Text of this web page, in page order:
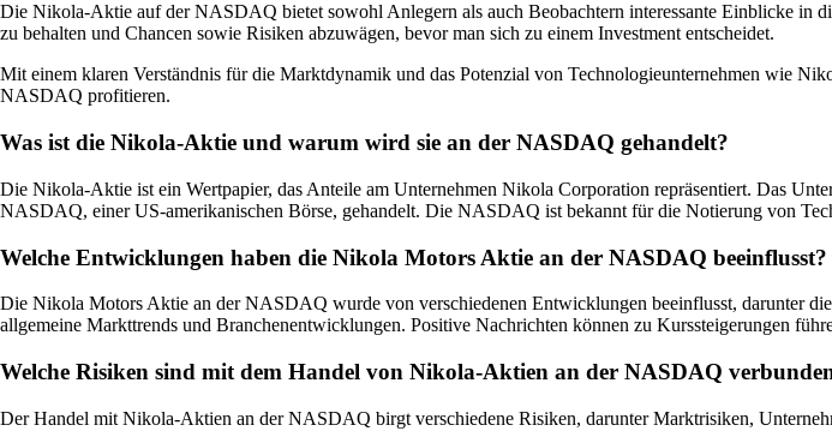
Die Nikola-Aktie auf der NASDAQ bietet sowohl Anlegern als auch Beobachtern interessante Einblicke
zu behalten und Chancen sowie Risiken abzuwägen, bevor man sich zu einem Investment entscheidet.
Mit einem klaren Verständnis für die Marktdynamik und das Potenzial von Technologieunternehmen wie
NASDAQ profitieren.
Was ist die Nikola-Aktie und warum wird sie an der NASDAQ gehandelt?
Die Nikola-Aktie ist ein Wertpapier, das Anteile am Unternehmen Nikola Corporation repräsentiert. Das
NASDAQ, einer US-amerikanischen Börse, gehandelt. Die NASDAQ ist bekannt für die Notierung von
Welche Entwicklungen haben die Nikola Motors Aktie an der NASDAQ beeinflusst?
Die Nikola Motors Aktie an der NASDAQ wurde von verschiedenen Entwicklungen beeinflusst, darunter
allgemeine Markttrends und Branchenentwicklungen. Positive Nachrichten können zu Kurssteigerungen
Welche Risiken sind mit dem Handel von Nikola-Aktien an der NASDAQ
Der Handel mit Nikola-Aktien an der NASDAQ birgt verschiedene Risiken, darunter Marktrisiken,